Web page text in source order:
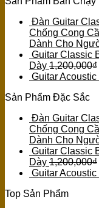
Đàn Guitar
Chống Cong
Dành Cho
Guitar Classic
Dày 1,200,000₫
Guitar
Sản Phẩm Đặc Sắc
Đàn Guitar
Chống Cong
Dành Cho
Guitar Classic
Dày 1,200,000₫
Guitar
Top Sản Phẩm